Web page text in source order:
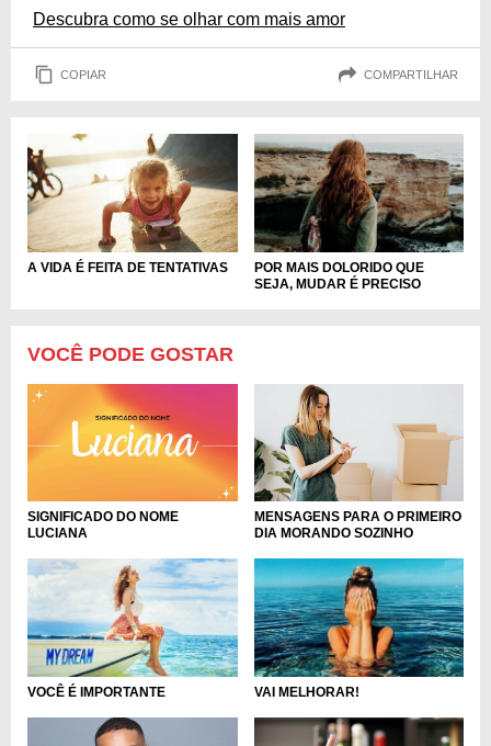
Descubra como se olhar com mais amor
COPIAR COMPARTILHAR
A VIDA É FEITA DE TENTATIVAS
POR MAIS DOLORIDO QUE
SEJA, MUDAR É PRECISO
VOCÊ PODE GOSTAR
SIGNIFICADO DO NOME
LUCIANA
MENSAGENS PARA O PRIMEIRO
DIA MORANDO SOZINHO
VOCÊ É IMPORTANTE VAI MELHORAR!